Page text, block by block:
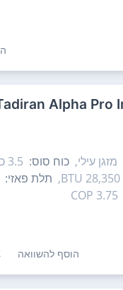
מזגן עילי, כוח סוס: 3.5‏ כ"ס,
28,350 BTU, תלת פאזי:
3.75 COP
הוסף להשוואה